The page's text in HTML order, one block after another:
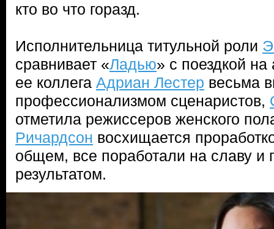
кто во что горазд.
Исполнительница титульной роли
сравнивает «Ладью» с поездкой на
ее коллега Адриан Лестер весьма
профессионализмом сценаристов,
отметила режиссеров женского
Ричардсон восхищается
общем, все поработали на славу и
результатом.